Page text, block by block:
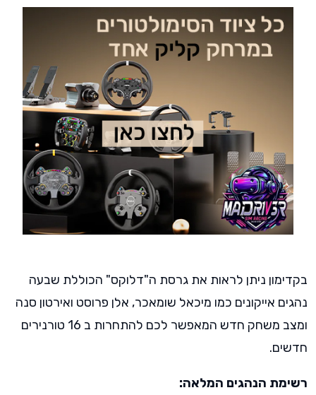
בקדימון ניתן לראות את גרסת ה"דלוקס" הכוללת שבעה
נהגים אייקונים כמו מיכאל שומאכר, אלן פרוסט ואירטון סנה
ומצב משחק חדש המאפשר לכם להתחרות ב 16 טורנירים
חדשים.
רשימת הנהגים המלאה: